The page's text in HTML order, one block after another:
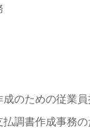
のための従業
調書作成事務